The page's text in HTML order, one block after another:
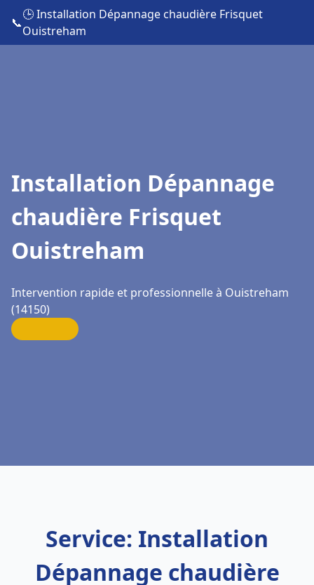
📞
🕒 Installation Dépannage chaudière Frisquet
Ouistreham
Installation Dépannage
chaudière Frisquet
Ouistreham
Intervention rapide et professionnelle à Ouistreham
(14150)
Service: Installation
Dépannage chaudière